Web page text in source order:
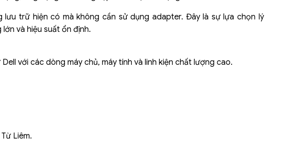
trữ hiện có mà không cần sử dụng adapter. Đây là sự lựa chọn lý
và hiệu suất ổn định.
với các dòng máy chủ, máy tính và linh kiện chất lượng cao.
Liêm.